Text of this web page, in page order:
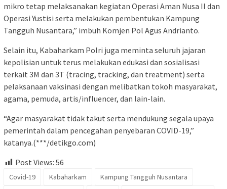
mikro tetap melaksanakan kegiatan Operasi Aman Nusa II dan
Operasi Yustisi serta melakukan pembentukan Kampung
Tangguh Nusantara,” imbuh Komjen Pol Agus Andrianto.
Selain itu, Kabaharkam Polri juga meminta seluruh jajaran
kepolisian untuk terus melakukan edukasi dan sosialisasi
terkait 3M dan 3T (tracing, tracking, dan treatment) serta
pelaksanaan vaksinasi dengan melibatkan tokoh masyarakat,
agama, pemuda, artis/influencer, dan lain-lain.
“Agar masyarakat tidak takut serta mendukung segala upaya
pemerintah dalam pencegahan penyebaran COVID-19,”
katanya.(***/detikgo.com)
Post Views: 56
Covid-19 Kabaharkam
Kampung Tangguh Nusantara